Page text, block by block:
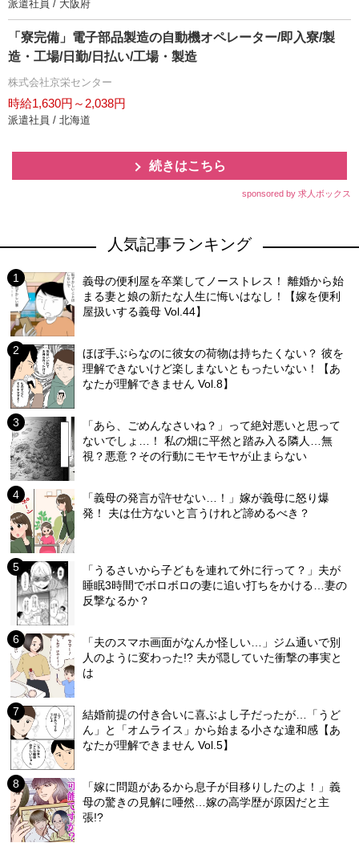
派遣社員 / 大阪府
「寮完備」電子部品製造の自動機オペレーター/即入寮/製
造・工場/日勤/日払い/工場・製造
株式会社京栄センター
時給1,630円～2,038円
派遣社員 / 北海道
続きはこちら
sponsored by 求人ボックス
人気記事ランキング
義母の便利屋を卒業してノーストレス！ 離婚から始
まる妻と娘の新たな人生に悔いはなし！【嫁を便利
屋扱いする義母 Vol.44】
ほぼ手ぶらなのに彼女の荷物は持ちたくない？ 彼を
理解できないけど楽しまないともったいない！【あ
なたが理解できません Vol.8】
「あら、ごめんなさいね？」って絶対悪いと思って
ないでしょ…！ 私の畑に平然と踏み入る隣人…無
視？悪意？その行動にモヤモヤが止まらない
「義母の発言が許せない…！」嫁が義母に怒り爆
発！ 夫は仕方ないと言うけれど諦めるべき？
「うるさいから子どもを連れて外に行って？」夫が
睡眠3時間でボロボロの妻に追い打ちをかける…妻の
反撃なるか？
「夫のスマホ画面がなんか怪しい…」ジム通いで別
人のように変わった!? 夫が隠していた衝撃の事実と
は
結婚前提の付き合いに喜ぶよし子だったが…「うど
ん」と「オムライス」から始まる小さな違和感【あ
なたが理解できません Vol.5】
「嫁に問題があるから息子が目移りしたのよ！」義
母の驚きの見解に唖然…嫁の高学歴が原因だと主
張!?